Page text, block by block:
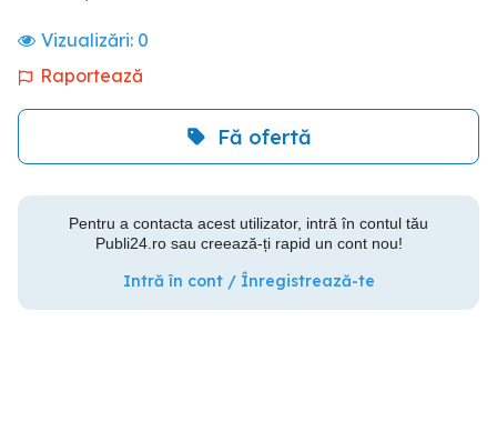
Vizualizări: 0
Raportează
Fă ofertă
Pentru a contacta acest utilizator, intră în contul tău
Publi24.ro sau creează-ți rapid un cont nou!
Intră în cont / Înregistrează-te